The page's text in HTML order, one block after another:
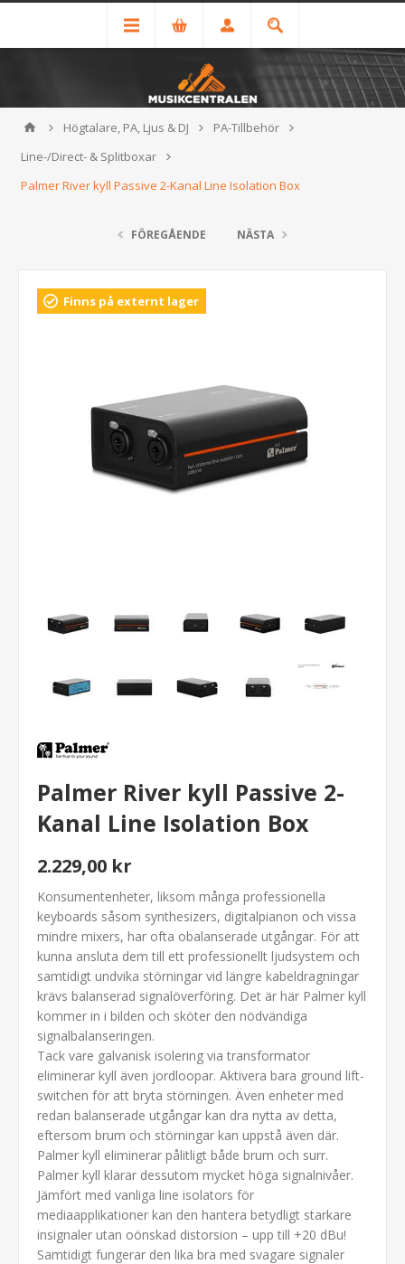
Högtalare, PA, Ljus & DJ
PA-Tillbehör
Line-/Direct- & Splitboxar
Palmer River kyll Passive 2-Kanal Line Isolation Box
FÖREGÅENDE NÄSTA
Finns på externt lager
Palmer River kyll Passive 2-
Kanal Line Isolation Box
2.229,00 kr
Konsumentenheter, liksom många professionella
keyboards såsom synthesizers, digitalpianon och vissa
mindre mixers, har ofta obalanserade utgångar. För att
kunna ansluta dem till ett professionellt ljudsystem och
samtidigt undvika störningar vid längre kabeldragningar
krävs balanserad signalöverföring. Det är här Palmer kyll
kommer in i bilden och sköter den nödvändiga
signalbalanseringen.
Tack vare galvanisk isolering via transformator
eliminerar kyll även jordloopar. Aktivera bara ground lift-
switchen för att bryta störningen. Även enheter med
redan balanserade utgångar kan dra nytta av detta,
eftersom brum och störningar kan uppstå även där.
Palmer kyll eliminerar pålitligt både brum och surr.
Palmer kyll klarar dessutom mycket höga signalnivåer.
Jämfört med vanliga line isolators för
mediaapplikationer kan den hantera betydligt starkare
insignaler utan oönskad distorsion – upp till +20 dBu!
Samtidigt fungerar den lika bra med svagare signaler